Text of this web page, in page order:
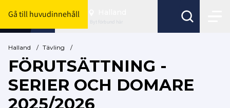
Gå till huvudinnehåll
Byt förbund här
Halland / Tävling /
FÖRUTSÄTTNING -
SERIER OCH DOMARE
2025/2026